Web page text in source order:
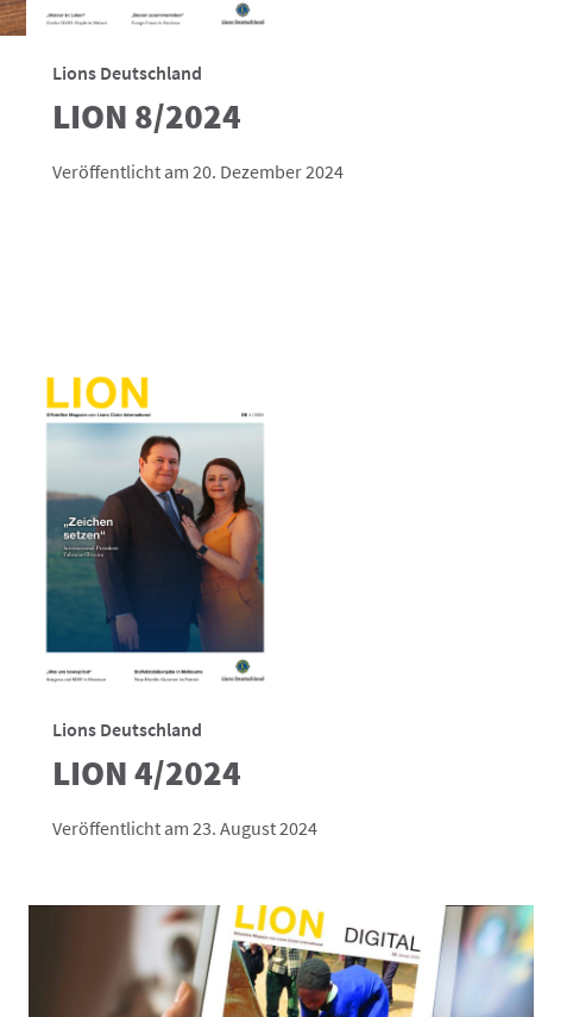
Lions Deutschland
LION 8/2024
Veröffentlicht am 20. Dezember 2024
Lions Deutschland
LION 4/2024
Veröffentlicht am 23. August 2024